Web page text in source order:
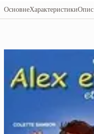
ОсновнеХарактеристикиОпис